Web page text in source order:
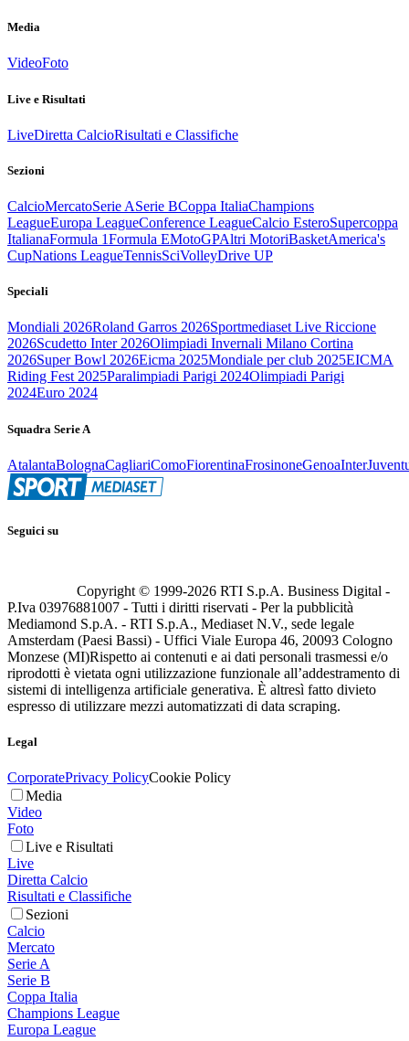
Media
VideoFoto
Live e Risultati
LiveDiretta CalcioRisultati e Classifiche
Sezioni
CalcioMercatoSerie ASerie BCoppa ItaliaChampions
LeagueEuropa LeagueConference LeagueCalcio EsteroSupercoppa
ItalianaFormula 1Formula EMotoGPAltri MotoriBasketAmerica's
CupNations LeagueTennisSciVolleyDrive UP
Speciali
Mondiali 2026Roland Garros 2026Sportmediaset Live Riccione
2026Scudetto Inter 2026Olimpiadi Invernali Milano Cortina
2026Super Bowl 2026Eicma 2025Mondiale per club 2025EICMA
Riding Fest 2025Paralimpiadi Parigi 2024Olimpiadi Parigi
2024Euro 2024
Squadra Serie A
AtalantaBolognaCagliariComoFiorentinaFrosinoneGenoaInter
Seguici su
Copyright © 1999-2026 RTI S.p.A. Business Digital -
P.Iva 03976881007 - Tutti i diritti riservati - Per la pubblicità
Mediamond S.p.A. - RTI S.p.A., Mediaset N.V., sede legale
Amsterdam (Paesi Bassi) - Uffici Viale Europa 46, 20093 Cologno
Monzese (MI)Rispetto ai contenuti e ai dati personali trasmessi e/o
riprodotti è vietata ogni utilizzazione funzionale all’addestramento di
sistemi di intelligenza artificiale generativa. È altresì fatto divieto
espresso di utilizzare mezzi automatizzati di data scraping.
Legal
CorporatePrivacy PolicyCookie Policy
Media
Video
Foto
Live e Risultati
Live
Diretta Calcio
Risultati e Classifiche
Sezioni
Calcio
Mercato
Serie A
Serie B
Coppa Italia
Champions League
Europa League